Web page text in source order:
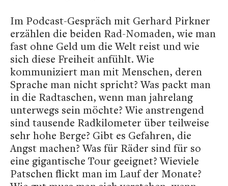
Im Podcast-Gespräch mit Gerhard Pirkner
erzählen die beiden Rad-Nomaden, wie man
fast ohne Geld um die Welt reist und wie
sich diese Freiheit anfühlt. Wie
kommuniziert man mit Menschen, deren
Sprache man nicht spricht? Was packt man
in die Radtaschen, wenn man jahrelang
unterwegs sein möchte? Wie anstrengend
sind tausende Radkilometer über teilweise
sehr hohe Berge? Gibt es Gefahren, die
Angst machen? Was für Räder sind für so
eine gigantische Tour geeignet? Wieviele
Patschen flickt man im Lauf der Monate?